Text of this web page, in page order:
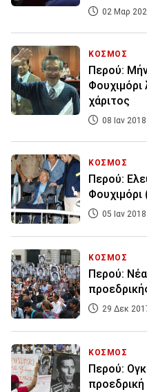
02 Μαρ
ΚΟΣΜΟΣ
Περού:
Φουχιμόρι
χάριτος
08 Ιαν
ΚΟΣΜΟΣ
Περού:
Φουχιμόρι
05 Ιαν
ΚΟΣΜΟΣ
Περού:
29 Δεκ
ΚΟΣΜΟΣ
Περού: